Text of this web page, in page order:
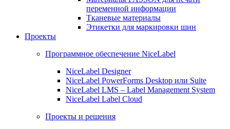
переменной информации
Тканевые материалы
Этикетки для маркировки шин
Проекты
Программное обеспечение NiceLabel
NiceLabel Designer
NiceLabel PowerForms Desktop или Suite
NiceLabel LMS – Label Management System
NiceLabel Label Cloud
Проекты и решения